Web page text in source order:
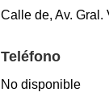
Calle de, Av.
Teléfono
No disponible